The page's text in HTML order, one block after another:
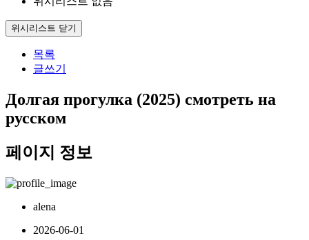
위시리스트 닫기
목록
글쓰기
Долгая прогулка (2025) смотреть на
русском
페이지 정보
alena
2026-06-01